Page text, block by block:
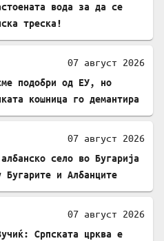
вода за да се
треска!
07 август 2026
подобри од ЕУ, но
кошница го демантира
07 август 2026
село во Бугарија
и Албанците
07 август 2026
Српската црква е